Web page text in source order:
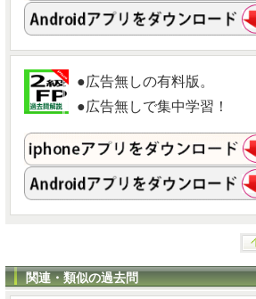
●広告無しの有料版。
●広告無しで集中学習！
関連・類似の過去問